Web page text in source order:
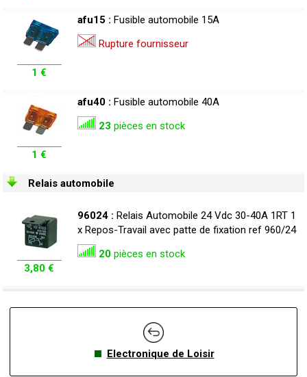
1 €
afu15 : Fusible automobile 15A
Rupture fournisseur
1 €
afu40 : Fusible automobile 40A
23 pièces en stock
Relais automobile
3,80 €
96024 : Relais Automobile 24 Vdc 30-40A 1RT 1
x Repos-Travail avec patte de fixation ref 960/24
20 pièces en stock
Electronique de Loisir